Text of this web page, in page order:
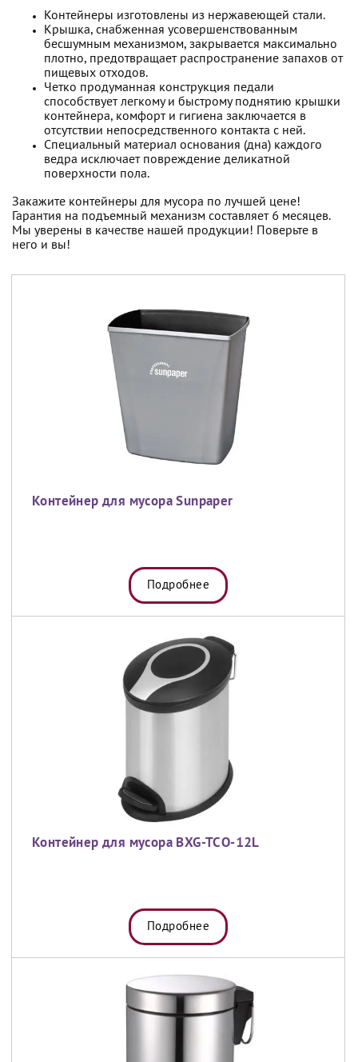
Контейнеры изготовлены из нержавеющей стали.
Крышка, снабженная усовершенствованным
бесшумным механизмом, закрывается максимально
плотно, предотвращает распространение запахов от
пищевых отходов.
Четко продуманная конструкция педали
способствует легкому и быстрому поднятию крышки
контейнера, комфорт и гигиена заключается в
отсутствии непосредственного контакта с ней.
Специальный материал основания (дна) каждого
ведра исключает повреждение деликатной
поверхности пола.
Закажите контейнеры для мусора по лучшей цене!
Гарантия на подъемный механизм составляет 6 месяцев.
Мы уверены в качестве нашей продукции! Поверьте в
него и вы!
Контейнер для мусора Sunpaper
Подробнее
Контейнер для мусора BXG-TCО-12L
Подробнее